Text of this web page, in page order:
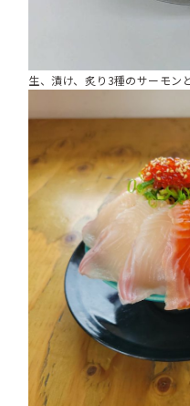
生、漬け、炙り3種のサーモン